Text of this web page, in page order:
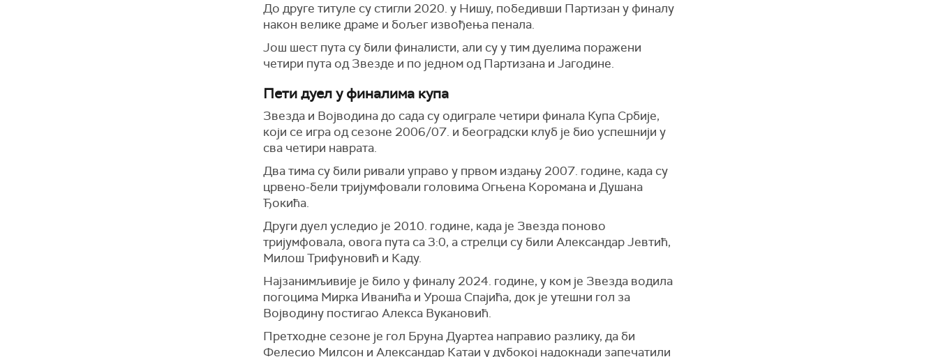
До друге титуле су стигли 2020. у Нишу, победивши Партизан у финалу
након велике драме и бољег извођења пенала.
Још шест пута су били финалисти, али су у тим дуелима поражени
четири пута од Звезде и по једном од Партизана и Јагодине.
Пети дуел у финалима купа
Звезда и Војводина до сада су одиграле четири финала Купа Србије,
који се игра од сезоне 2006/07. и београдски клуб је био успешнији у
сва четири наврата.
Два тима су били ривали управо у првом издању 2007. године, када су
црвено-бели тријумфовали головима Огњена Коромана и Душана
Ђокића.
Други дуел уследио је 2010. године, када је Звезда поново
тријумфовала, овога пута са 3:0, а стрелци су били Александар Јевтић,
Милош Трифуновић и Каду.
Најзанимљивије је било у финалу 2024. године, у ком је Звезда водила
погоцима Мирка Иванића и Уроша Спајића, док је утешни гол за
Војводину постигао Алекса Вукановић.
Претходне сезоне је гол Бруна Дуартеа направио разлику, да би
Фелесио Милсон и Александар Катаи у дубокој надокнади запечатили